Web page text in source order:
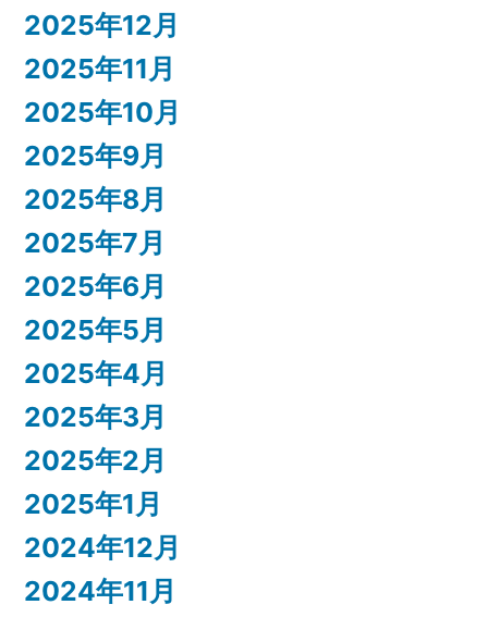
2025年12月
2025年11月
2025年10月
2025年9月
2025年8月
2025年7月
2025年6月
2025年5月
2025年4月
2025年3月
2025年2月
2025年1月
2024年12月
2024年11月